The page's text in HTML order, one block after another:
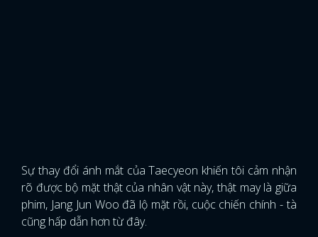
Sự thay đổi ánh mắt của Taecyeon khiến tôi cảm nhận
rõ được bộ mặt thật của nhân vật này, thật may là giữa
phim, Jang Jun Woo đã lộ mặt rồi, cuộc chiến chính - tà
cũng hấp dẫn hơn từ đây.